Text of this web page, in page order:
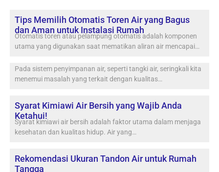
Tips Memilih Otomatis Toren Air yang Bagus
dan Aman untuk Instalasi Rumah
Otomatis toren atau pelampung otomatis adalah komponen
utama yang digunakan saat mematikan aliran air mencapai…
Pada sistem penyimpanan air, seperti tangki air, seringkali kita
menemui masalah yang terkait dengan kualitas…
Syarat Kimiawi Air Bersih yang Wajib Anda
Ketahui!
Syarat kimiawi air bersih adalah faktor utama dalam menjaga
kesehatan dan kualitas hidup. Air yang…
Rekomendasi Ukuran Tandon Air untuk Rumah
Tangga